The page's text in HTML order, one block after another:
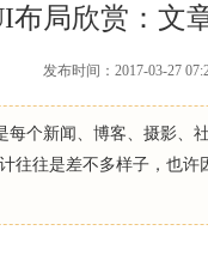
布局欣赏：文
发布时间：2017-03-27
每个新闻、博客、摄影
往往是差不多样子，也